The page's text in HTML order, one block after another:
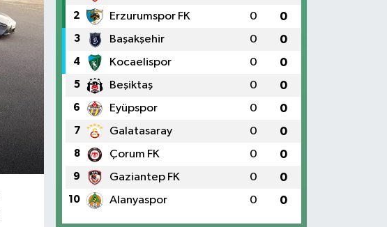
2 Erzurumspor FK 0 0
3 Başakşehir 0 0
4 Kocaelispor 0 0
5 Beşiktaş 0 0
6 Eyüpspor 0 0
7 Galatasaray 0 0
8 Çorum FK 0 0
9 Gaziantep FK 0 0
10 Alanyaspor 0 0